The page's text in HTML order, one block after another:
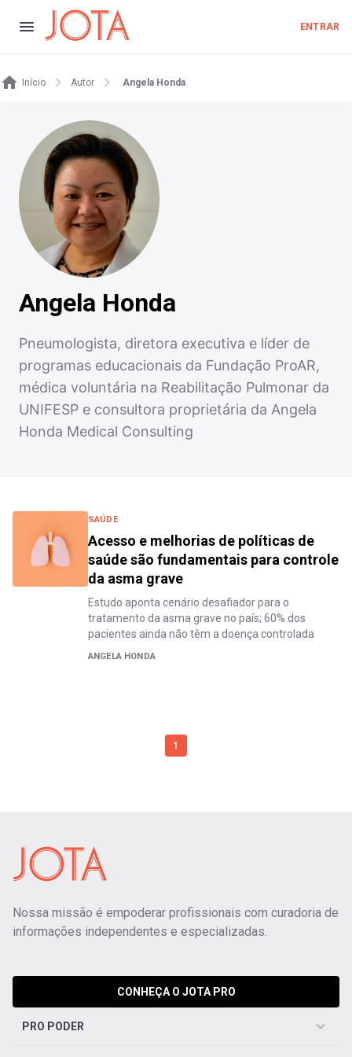
ENTRAR
Início Autor Angela Honda
Angela Honda
Pneumologista, diretora executiva e líder de
programas educacionais da Fundação ProAR,
médica voluntária na Reabilitação Pulmonar da
UNIFESP e consultora proprietária da Angela
Honda Medical Consulting
SAÚDE
Acesso e melhorias de políticas de
saúde são fundamentais para controle
da asma grave
Estudo aponta cenário desafiador para o
tratamento da asma grave no país; 60% dos
pacientes ainda não têm a doença controlada
ANGELA HONDA
1
Nossa missão é empoderar profissionais com curadoria de
informações independentes e especializadas.
CONHEÇA O JOTA PRO
PRO PODER